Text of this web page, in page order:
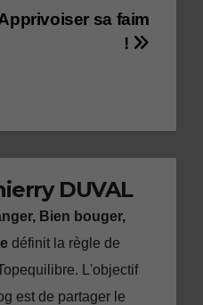
sa faim
!
DUVAL
Bien bouger,
définit la règle de
L'objectif
est de partager le